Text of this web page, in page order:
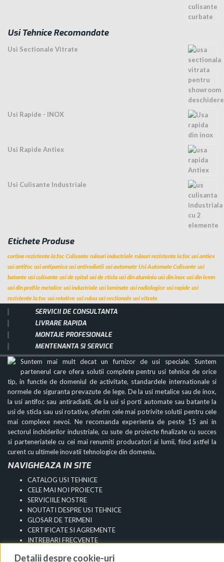
Detalii despre cookie-uri
Usi Tehnice Recomandate
Usi Sectionale Vitrate
Usi Rapide - INOX
Usi Rapide Antiex
Usi Culisante Industriale
Etichete Produse
cortine rezistente la foc Culisante rulouri industriale rulouri rezistente la foc usi antiex
usi antifoc usi antipanica usi antiradiatii usi automate Usi Automate Culisante usi
batante usi culisante usi de spital usi de sticla usi din aluminiu usi din inox usi din lemn
usi din profile metalice usi industriale usi laminate usi radiologice usi rapide usi
rezistente la foc usi rotative usi rulou usi sectionale usi vitrate
SERVICII DE CONSULTANTA
LIVRARE RAPIDA
MONTAJE PROFESIONALE
MENTENANTA SI SERVICE
Suntem mai mult decat un furnizor de usi speciale. Suntem
partenerul care ofera solutii complete pentru usi tehnice de orice
tip, in functie de domeniul de activitate, standardele internationale si
normele de siguranta prevazute de lege. De la usi metalice sau de inox,
la usi antifoc sau antiradiatii, de la usi si porti automate sau batante la
usi de sticla sau usi rotative, oferim cele mai potrivite solutii pentru cele
mai complexe nevoi. Ne recomanda experienta de peste 15 ani in
sectorul inchiderilor industriale, cu sute de proiecte finalizate cu succes
si parteneriatele cu cei mai renumiti producatori ai lumii, fiind astfel la
curent cu ultimele inovatii tehnologice din domeniu.
NAVIGHEAZA IN SITE
CATALOG USI TEHNICE
CELE MAI NOI PROIECTE
SERVICIILE NOSTRE
NOUTATI DESPRE USI TEHNICE
GLOSAR DE TERMENI
CERTIFICATE SI AGREMENTE
INTREBARI FRECVENTE